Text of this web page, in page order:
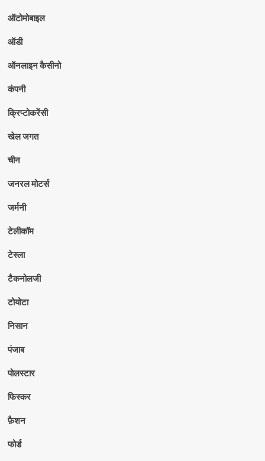
ऑटोमोबाइल
ऑडी
ऑनलाइन कैसीनो
कंपनी
क्रिप्टोकरेंसी
खेल जगत
चीन
जनरल मोटर्स
जर्मनी
टेलीकॉम
टेस्ला
टैकनोलजी
टोयोटा
निसान
पंजाब
पोलस्टार
फिस्कर
फ़ैशन
फोर्ड